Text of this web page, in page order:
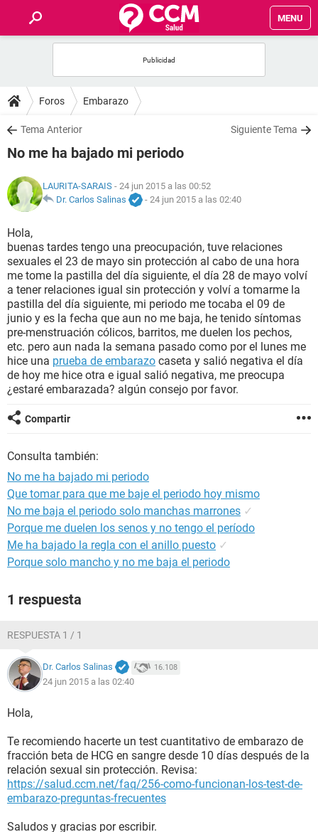
MENU
FOROS
SALUD
NUTRICIÓN
BIENESTAR
SEXUALIDAD
GLOSARIO
Foros Embarazo
Tema Anterior Siguiente Tema
No me ha bajado mi periodo
LAURITA-SARAIS - 24 jun 2015 a las 00:52
Dr. Carlos Salinas
- 24 jun 2015 a las 02:40
Hola,
buenas tardes tengo una preocupación, tuve relaciones
sexuales el 23 de mayo sin protección al cabo de una hora
me tome la pastilla del día siguiente, el día 28 de mayo volví
a tener relaciones igual sin protección y volví a tomarme la
pastilla del día siguiente, mi periodo me tocaba el 09 de
junio y es la fecha que aun no me baja, he tenido síntomas
pre-menstruación cólicos, barritos, me duelen los pechos,
etc. pero aun nada la semana pasado como por el lunes me
hice una prueba de embarazo caseta y salió negativa el día
de hoy me hice otra e igual salió negativa, me preocupa
¿estaré embarazada? algún consejo por favor.
Compartir
Consulta también:
No me ha bajado mi periodo
Que tomar para que me baje el periodo hoy mismo
No me baja el periodo solo manchas marrones ✓
Porque me duelen los senos y no tengo el período
Me ha bajado la regla con el anillo puesto ✓
Porque solo mancho y no me baja el periodo
1 respuesta
RESPUESTA 1 / 1
Dr. Carlos Salinas 16.108
24 jun 2015 a las 02:40
Hola,
Te recomiendo hacerte un test cuantitativo de embarazo de
fracción beta de HCG en sangre desde 10 días después de la
relación sexual sin protección. Revisa:
https://salud.ccm.net/faq/256-como-funcionan-los-test-de-
embarazo-preguntas-frecuentes
Saludos y gracias por escribir.